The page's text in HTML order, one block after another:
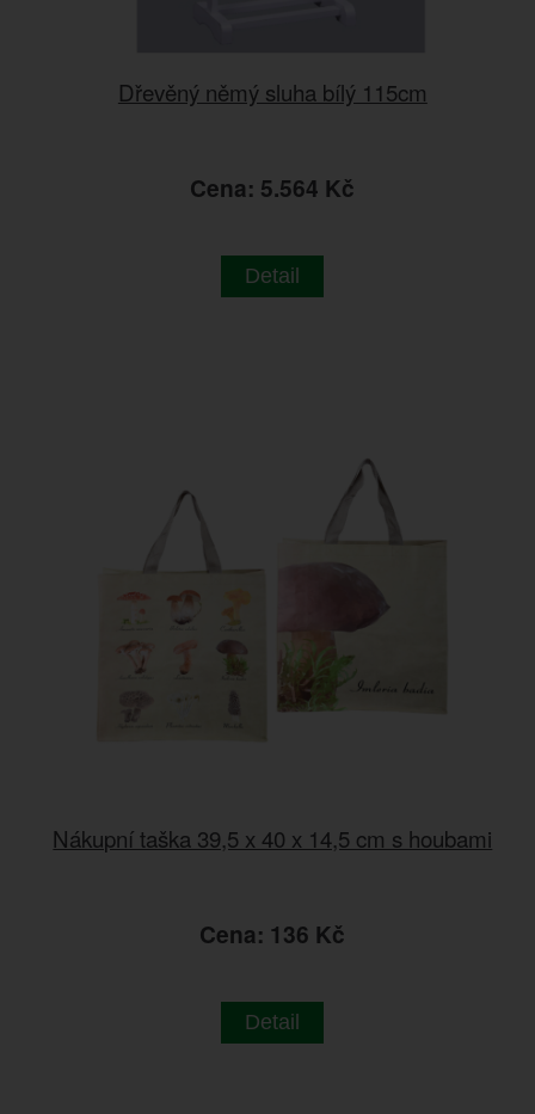
Dřevěný němý sluha bílý 115cm
Cena: 5.564 Kč
Detail
Nákupní taška 39,5 x 40 x 14,5 cm s houbami
Cena: 136 Kč
Detail